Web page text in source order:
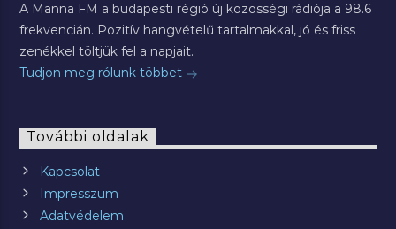
A Manna FM a budapesti régió új közösségi rádiója a 98.6
frekvencián. Pozitív hangvételű tartalmakkal, jó és friss
zenékkel töltjük fel a napjait.
Tudjon meg rólunk többet
További oldalak
Kapcsolat
Impresszum
Adatvédelem